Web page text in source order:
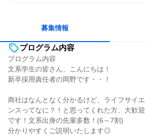
募集情報
プログラム内容
プログラム内容
文系学生の皆さん、こんにちは！
新卒採用責任者の岡野です・・！
商社はなんとなく分かるけど、ライフサイエ
ンスってなに？！と思ってくれた方、大歓迎
です！文系出身の先輩多数！(6～7割)
分かりやすくご説明いたします◎